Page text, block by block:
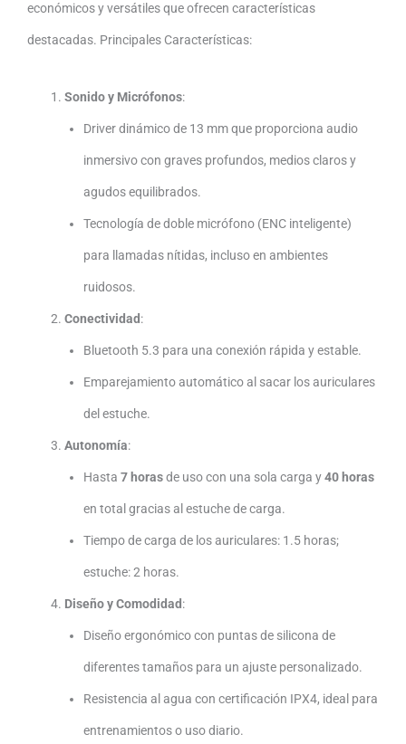
económicos y versátiles que ofrecen características
destacadas. Principales Características:
Sonido y Micrófonos:
Driver dinámico de 13 mm que proporciona audio
inmersivo con graves profundos, medios claros y
agudos equilibrados.
Tecnología de doble micrófono (ENC inteligente)
para llamadas nítidas, incluso en ambientes
ruidosos.
Conectividad :
Bluetooth 5.3 para una conexión rápida y estable.
Emparejamiento automático al sacar los auriculares
del estuche.
Autonomía:
Hasta 7 horasde uso con una sola carga y40 horas
en total gracias al estuche de carga.
Tiempo de carga de los auriculares: 1.5 horas;
estuche: 2 horas.
Diseño y Comodidad :
Diseño ergonómico con puntas de silicona de
diferentes tamaños para un ajuste personalizado.
Resistencia al agua con certificación IPX4, ideal para
entrenamientos o uso diario.